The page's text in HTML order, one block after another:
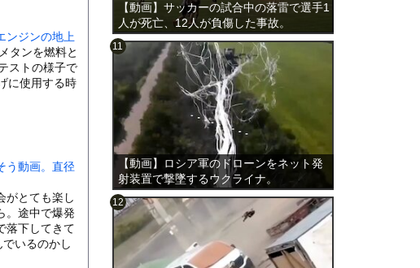
ンジンの地上
タンを燃料と
ストの様子で
に使用する時
う動画。直径
がとても楽し
。途中で爆発
落下してきて
いるのかし
【動画】サッカーの試合中の落雷で選手1
人が死亡、12人が負傷した事故。
【動画】ロシア軍のドローンをネット発
射装置で撃墜するウクライナ。